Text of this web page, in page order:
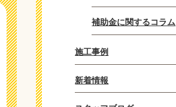
補助金に関するコラム
施工事例
新着情報